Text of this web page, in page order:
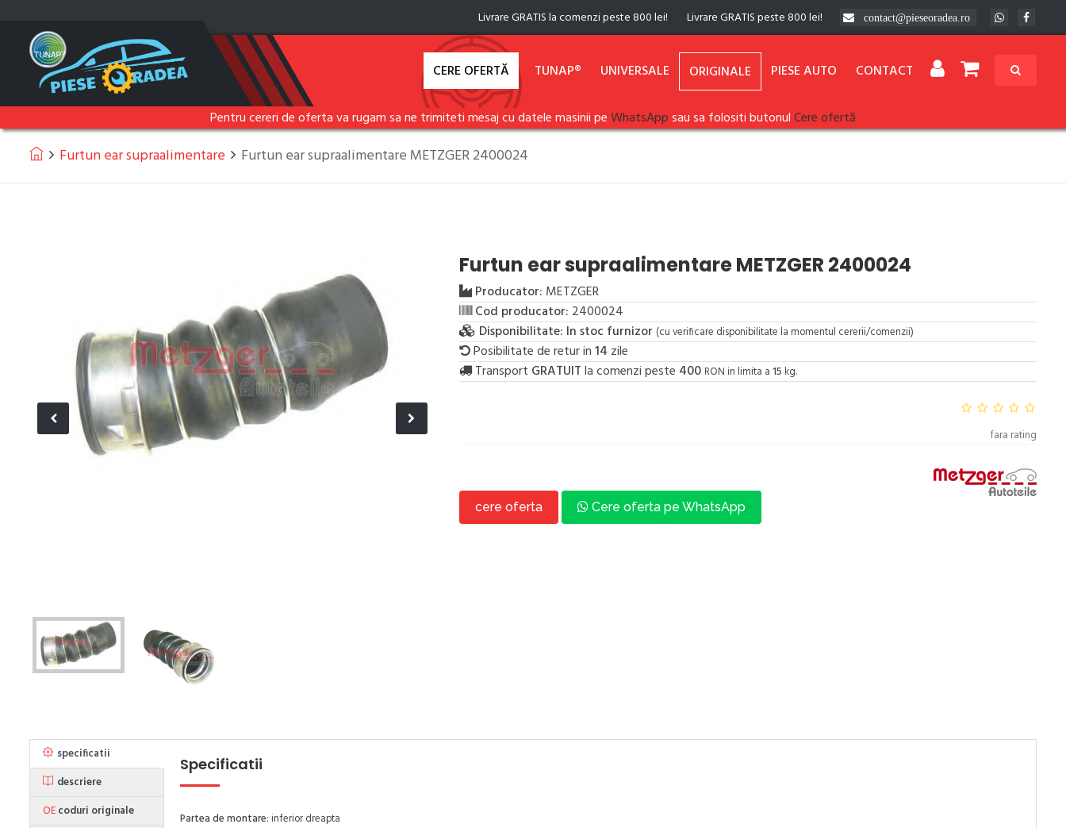
Livrare GRATIS la comenzi peste 800 lei! Livrare GRATIS peste 800 lei! contact@pieseoradea.ro
CERE OFERTĂ TUNAP® UNIVERSALE ORIGINALE PIESE AUTO CONTACT
Pentru cereri de oferta va rugam sa ne trimiteti mesaj cu datele masinii peWhatsAppsau sa folositi butonulCere ofertă
Furtun ear supraalimentare Furtun ear supraalimentare METZGER 2400024
Furtun ear supraalimentare METZGER 2400024
Producator: METZGER
Cod producator: 2400024
Disponibilitate: In stoc furnizor (cu verificare disponibilitate la momentul cererii/comenzii)
Posibilitate de retur in14 zile
Transport GRATUITla comenzi peste 400 RON in limita a15 kg.
fara rating
cere oferta Cere oferta pe WhatsApp
specificatii
descriere
OEcoduri originale
Specificatii
Partea de montare: inferior dreapta